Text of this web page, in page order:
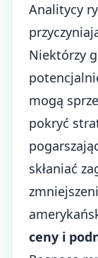
Analitycy
Niektórzy
mogą
pokryć
skłaniać
ceny i